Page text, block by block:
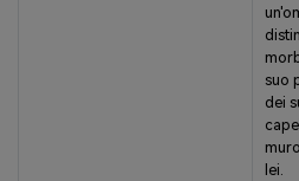
suo
dei
lei.